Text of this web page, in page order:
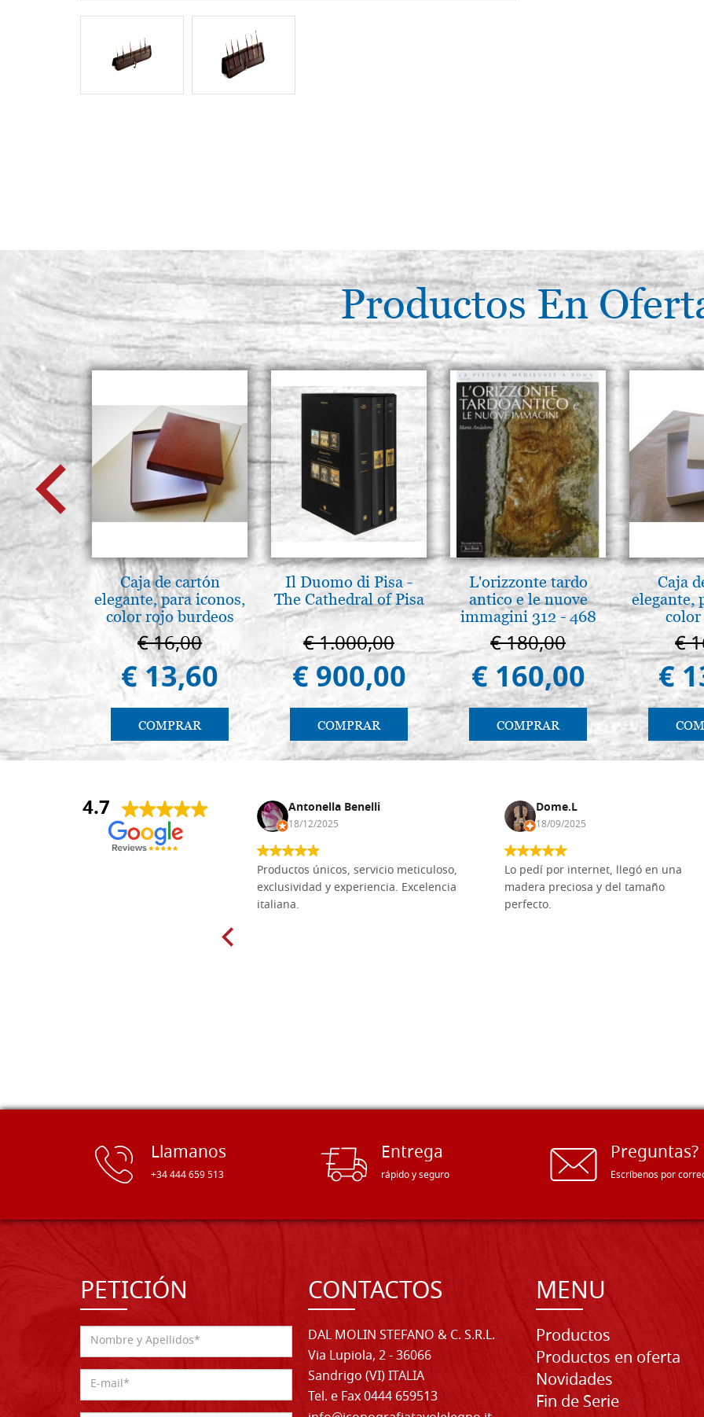
Productos En
Caja de cartón
elegante, para iconos,
color rojo burdeos
€ 16,00
€ 13,60
COMPRAR
Il Duomo di Pisa -
The Cathedral of Pisa
€ 1.000,00
€ 900,00
COMPRAR
L'orizzonte tardo
antico e le nuove
immagini 312 - 468
€ 180,00
€ 160,00
COMPRAR
Caja
elegante,
€
€
4.7
Anna Maria Negri Antonella Benelli
18/12/2025
Productos únicos, servicio meticuloso,
exclusividad y experiencia. Excelencia
italiana.
Dome.L
18/09/2025
Lo pedí por internet, llegó en una
madera preciosa y del tamaño
perfecto.
Llamanos
+34 444 659 513
Entrega
rápido y seguro
Preguntas?
Escríbenos por
PETICIÓN CONTACTOS
DAL MOLIN STEFANO & C. S.R.L.
Via Lupiola, 2 - 36066
Sandrigo (VI) ITALIA
Tel. e Fax 0444 659513
MENU
Productos
Productos en oferta
Novidades
Fin de Serie